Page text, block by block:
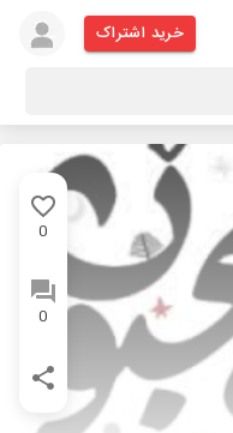
خرید اشتراک
0
0